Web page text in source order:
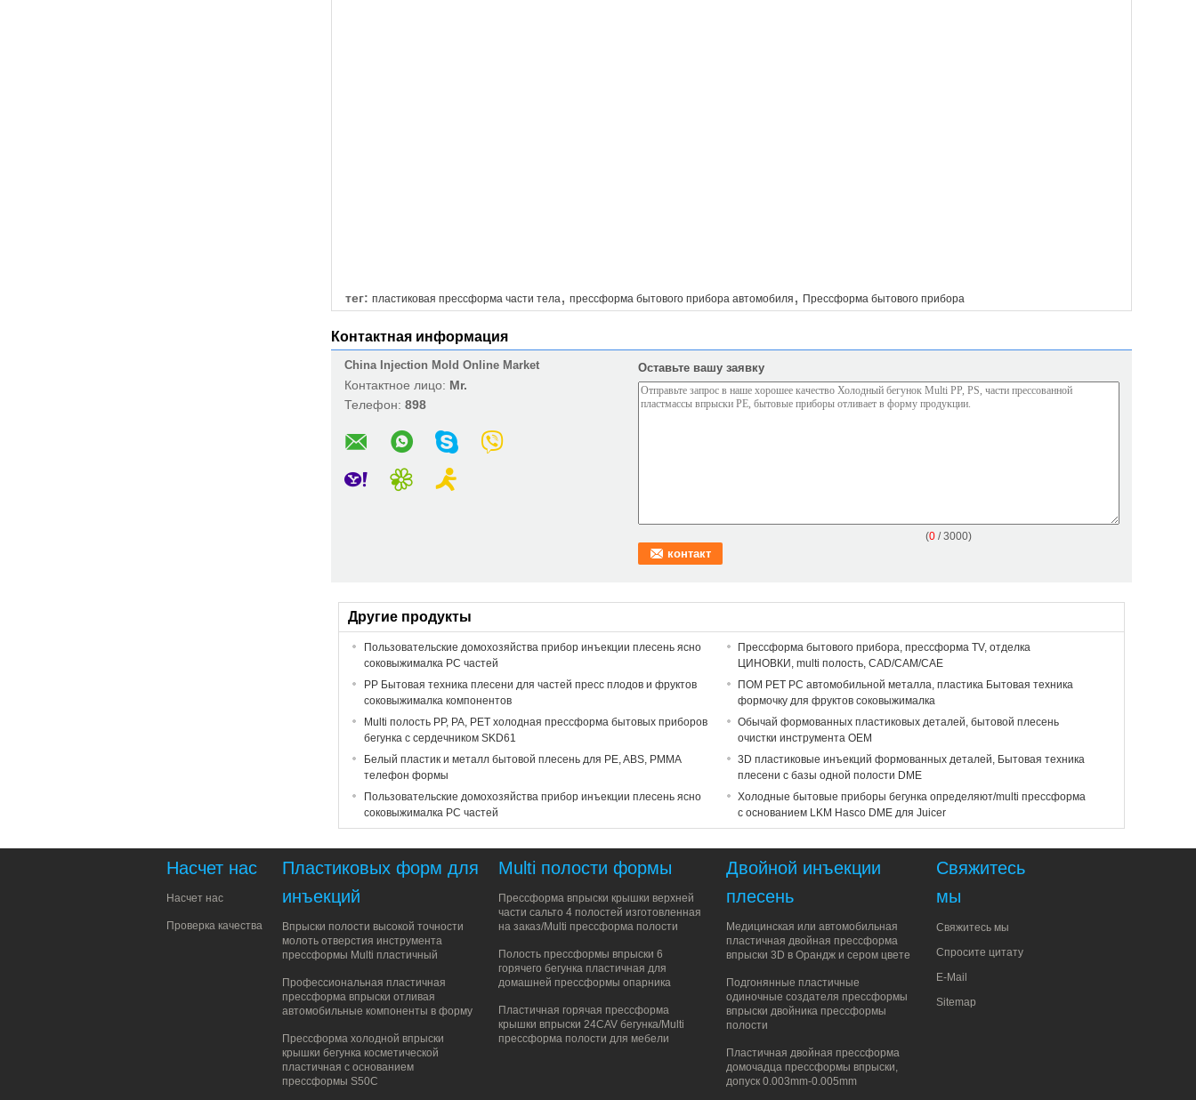
тег: пластиковая прессформа части тела, прессформа бытового прибора автомобиля , Прессформа бытового прибора
Контактная информация
China Injection Mold Online Market
Контактное лицо: Mr.
Телефон: 898
Оставьте вашу заявку
(0 / 3000)
Другие продукты
Пользовательские домохозяйства прибор инъекции плесень ясно
соковыжималка PC частей
Прессформа бытового прибора, прессформа TV, отделка
ЦИНОВКИ, multi полость, CAD/CAM/CAE
PP Бытовая техника плесени для частей пресс плодов и фруктов
соковыжималка компонентов
ПОМ PET PC автомобильной металла, пластика Бытовая техника
формочку для фруктов соковыжималка
Multi полость PP, PA, PET холодная прессформа бытовых приборов
бегунка с сердечником SKD61
Обычай формованных пластиковых деталей, бытовой плесень
очистки инструмента OEM
Белый пластик и металл бытовой плесень для PE, ABS, PMMA
телефон формы
3D пластиковые инъекций формованных деталей, Бытовая техника
плесени с базы одной полости DME
Пользовательские домохозяйства прибор инъекции плесень ясно
соковыжималка PC частей
Холодные бытовые приборы бегунка определяют/multi прессформа
с основанием LKM Hasco DME для Juicer
Насчет нас
Насчет нас
Проверка качества
Пластиковых форм для
инъекций
Впрыски полости высокой точности
молоть отверстия инструмента
прессформы Multi пластичный
Профессиональная пластичная
прессформа впрыски отливая
автомобильные компоненты в форму
Прессформа холодной впрыски
крышки бегунка косметической
пластичная с основанием
прессформы S50C
Multi полости формы
Прессформа впрыски крышки верхней
части сальто 4 полостей изготовленная
на заказ/Multi прессформа полости
Полость прессформы впрыски 6
горячего бегунка пластичная для
домашней прессформы опарника
Пластичная горячая прессформа
крышки впрыски 24CAV бегунка/Multi
прессформа полости для мебели
Двойной инъекции
плесень
Медицинская или автомобильная
пластичная двойная прессформа
впрыски 3D в Орандж и сером цвете
Подгонянные пластичные
одиночные создателя прессформы
впрыски двойника прессформы
полости
Пластичная двойная прессформа
домочадца прессформы впрыски,
допуск 0.003mm-0.005mm
Свяжитесь
мы
Свяжитесь мы
Спросите цитату
E-Mail
Sitemap